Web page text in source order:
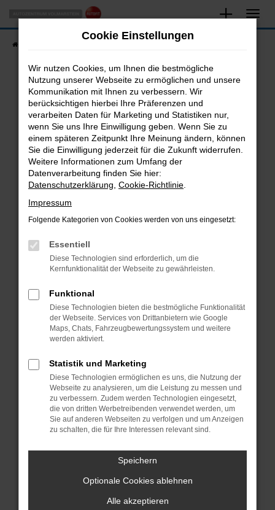
Zum
Hauptinhalt
springen
Fahrzeugsuche
Fehler: Network Error
Beim Laden ist ein Fehler aufgetreten.
Hier sind ein paar Tipps, die dir helfen können:
Überprüfe deine Firewall und deine
Internetverbindung.
Laden andere Webseiten, zum Beispiel deine
Suchmaschine?
Prüfe deine Browsererweiterungen.
können das Laden bestimmter Seiten
verhindern. Funktioniert die Seite in einem
anderen Browser oder in einem privaten
Starte dein Gerät neu.
Das kann manchmal helfen, vorübergehende
Probleme zu beheben.
Betriebssystem auf dem neuesten Stand
sind.
Veraltete Software birgt nicht nur ein
Sicherheitsrisiko, sondern kann auch dazu
führen, dass bestimmte Funktionen nicht mehr
unterstützt werden.
Wende dich an den Webseitenbetreiber.
Wenn du alle oben genannten Schritte versucht
hast, kontaktiere uns bitte. Wir werden
versuchen, das Problem zu beheben. Du kannst
uns diesen Text schicken, um uns bei der
Cookie Einstellungen
Wir nutzen Cookies, um Ihnen die bestmögliche
Nutzung unserer Webseite zu ermöglichen und unsere
Kommunikation mit Ihnen zu verbessern. Wir
berücksichtigen hierbei Ihre Präferenzen und
verarbeiten Daten für Marketing und Statistiken nur,
wenn Sie uns Ihre Einwilligung geben. Wenn Sie zu
einem späteren Zeitpunkt Ihre Meinung ändern, können
Sie die Einwilligung jederzeit für die Zukunft widerrufen.
Weitere Informationen zum Umfang der
Datenverarbeitung finden Sie hier:
Datenschutzerklärung Cookie-Richtlinie
Impressum
Folgende Kategorien von Cookies werden von uns eingesetzt:
Essentiell
Diese Technologien sind erforderlich, um die
Kernfunktionalität der Webseite zu gewährleisten.
Funktional
Diese Technologien bieten die bestmögliche Funktionalität
der Webseite. Services von Drittanbietern wie Google
Maps, Chats, Fahrzeugbewertungssystem und weitere
werden aktiviert.
Statistik und Marketing
Diese Technologien ermöglichen es uns, die Nutzung der
Webseite zu analysieren, um die Leistung zu messen und
zu verbessern. Zudem werden Technologien eingesetzt,
die von dritten Werbetreibenden verwendet werden, um
Sie auf anderen Webseiten zu verfolgen und um Anzeigen
zu schalten, die für Ihre Interessen relevant sind.
Speichern
Optionale Cookies ablehnen
Alle akzeptieren